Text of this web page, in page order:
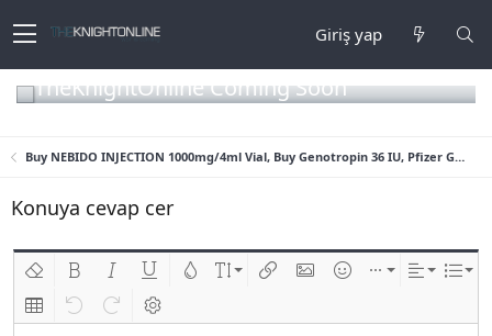
Giriş yap
TheKnightOnline Coming Soon
Buy NEBIDO INJECTION 1000mg/4ml Vial, Buy Genotropin 36 IU, Pfizer Genotropin Pen 12mg (36iu), Humatrope lilly 36IU
Konuya cevap cer
Biçimlendirmeyi kaldır
Kalın Yatık Altını çiz